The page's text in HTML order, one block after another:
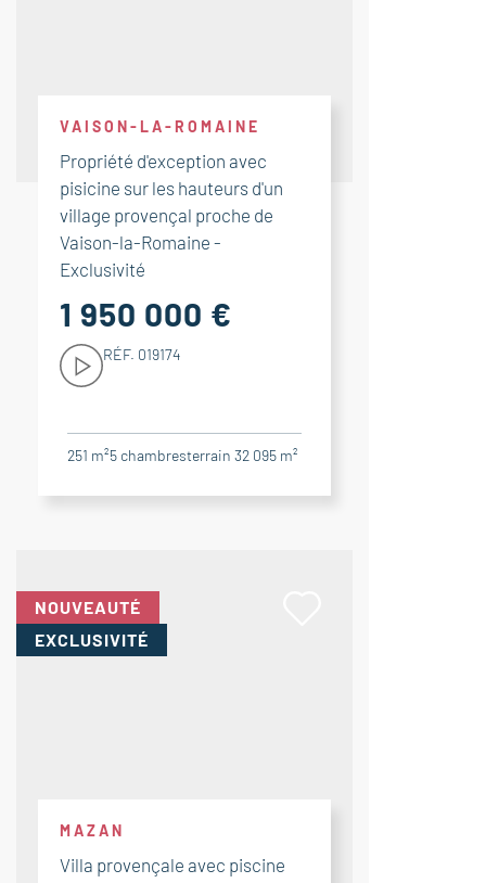
VAISON-LA-ROMAINE
Propriété d'exception avec
pisicine sur les hauteurs d'un
village provençal proche de
Vaison-la-Romaine -
Exclusivité
1 950 000 €
RÉF. 019174
251 m²5 chambresterrain 32 095 m²
NOUVEAUTÉ
EXCLUSIVITÉ
MAZAN
Villa provençale avec piscine